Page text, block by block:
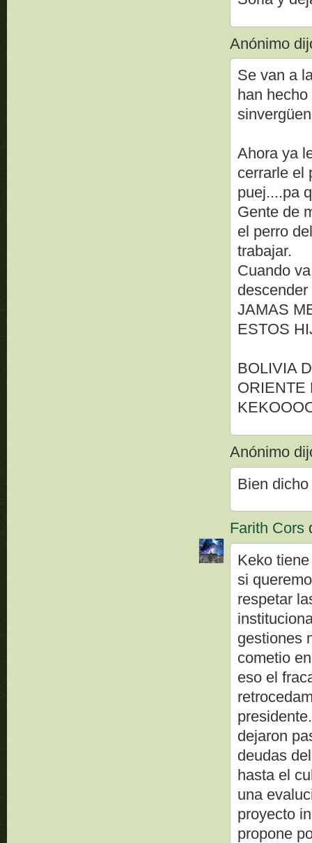
Anónimo
Se van a
han
Ahora ya
cerrarle el
puej....pa
Gente de
el perro
trabajar.
Cuando
JAMAS
ESTOS
BOLIVIA
ORIENTE
Anónimo
Bien
Farith Cors
Keko
si
respetar
gestiones
cometio
eso el
dejaron
deudas
hasta el
una
proyecto
propone